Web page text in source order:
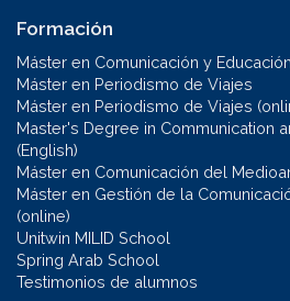
Formación
Máster en Comunicación y
Máster en Periodismo de Viajes
Máster en Periodismo de Viajes
Master's Degree in Communication
(English)
Máster en Comunicación del
Máster en Gestión de la
(online)
Unitwin MILID School
Spring Arab School
Testimonios de alumnos